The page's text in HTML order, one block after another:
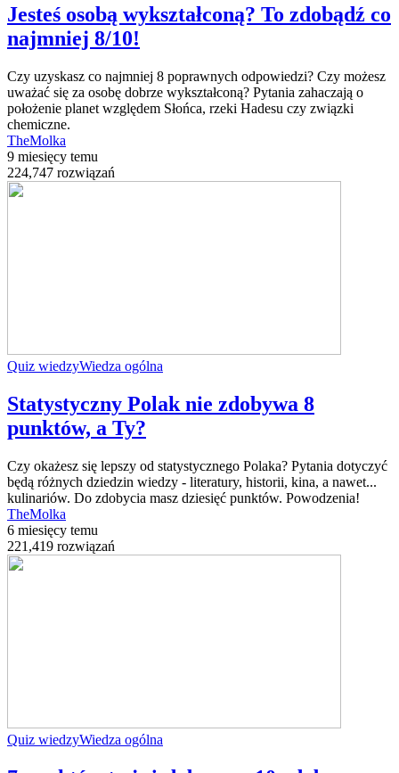
Jesteś osobą wykształconą? To zdobądź co
najmniej 8/10!
Czy uzyskasz co najmniej 8 poprawnych odpowiedzi? Czy możesz
uważać się za osobę dobrze wykształconą? Pytania zahaczają o
położenie planet względem Słońca, rzeki Hadesu czy związki
chemiczne.
TheMolka
9 miesięcy temu
224,747 rozwiązań
Quiz wiedzyWiedza ogólna
Statystyczny Polak nie zdobywa 8
punktów, a Ty?
Czy okażesz się lepszy od statystycznego Polaka? Pytania dotyczyć
będą różnych dziedzin wiedzy - literatury, historii, kina, a nawet...
kulinariów. Do zdobycia masz dziesięć punktów. Powodzenia!
TheMolka
6 miesięcy temu
221,419 rozwiązań
Quiz wiedzyWiedza ogólna